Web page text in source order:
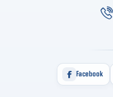
Facebook